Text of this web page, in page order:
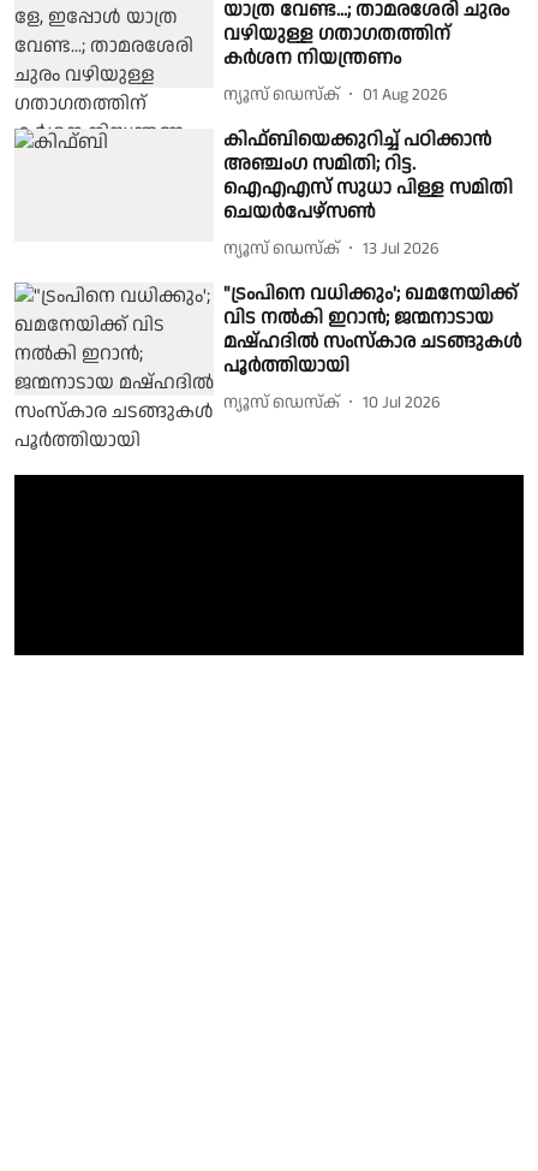
യാത്ര വേണ്ട...; താമരശേരി ചുരം
വഴിയുള്ള ഗതാഗതത്തിന്
കര്‍ശന നിയന്ത്രണം
ന്യൂസ് ഡെസ്ക് 01 Aug 2026
കിഫ്ബിയെക്കുറിച്ച് പഠിക്കാൻ
അഞ്ചം​ഗ സമിതി; റിട്ട.
ഐഎഎസ് സുധാ പിള്ള സമിതി
ചെയർപേഴ്സൺ
ന്യൂസ് ഡെസ്ക് 13 Jul 2026
"ട്രംപിനെ വധിക്കും'; ഖമനേയിക്ക്
വിട നല്‍കി ഇറാന്‍; ജന്മനാടായ
മഷ്ഹദില്‍ സംസ്കാര ചടങ്ങുകള്‍
പൂര്‍ത്തിയായി
ന്യൂസ് ഡെസ്ക് 10 Jul 2026